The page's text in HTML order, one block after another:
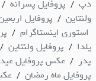
دپ / پروفایل پسرانه /
ولنتاین / پروفایل
استوری اینستاگرام /
یلدا / پروفایل ولنتاین /
پدر / عکس پروفایل عید
پروفایل ماه رمضان /